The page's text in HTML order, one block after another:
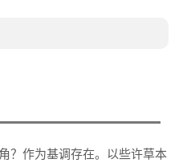
？作为基调存在。以些许草本